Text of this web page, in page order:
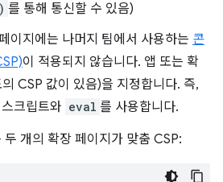
를 통해 통신할 수 있음)
이지에는 나머지 팀에서 사용하는 콘
이 적용되지 않습니다. 앱 또는 확
CSP 값이 있음)을 지정합니다. 즉,
크립트와 eval 를 사용합니다.
두 개의 확장 페이지가 맞춤 CSP: